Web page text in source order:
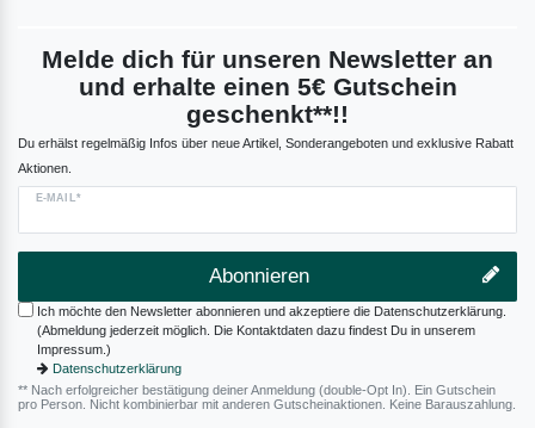
Melde dich für unseren Newsletter an
und erhalte einen 5€ Gutschein
geschenkt**!!
Du erhälst regelmäßig Infos über neue Artikel, Sonderangeboten und exklusive Rabatt
Aktionen.
E-MAIL*
Abonnieren
Ich möchte den Newsletter abonnieren und akzeptiere die Datenschutzerklärung.
(Abmeldung jederzeit möglich. Die Kontaktdaten dazu findest Du in unserem
Impressum.)
Datenschutzerklärung
** Nach erfolgreicher bestätigung deiner Anmeldung (double-Opt In). Ein Gutschein
pro Person. Nicht kombinierbar mit anderen Gutscheinaktionen. Keine Barauszahlung.